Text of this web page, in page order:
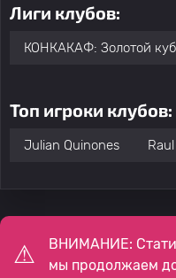
Лиги клубов:
КОНКАКАФ: Золотой
Топ игроки клубов:
Julian Quinones
ВНИМАНИЕ:
мы продолжаем